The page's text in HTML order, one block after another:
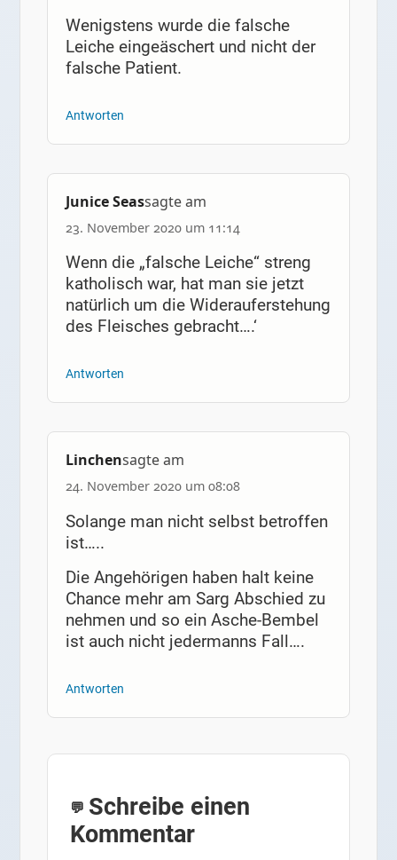
Wenigstens wurde die falsche
Leiche eingeäschert und nicht der
falsche Patient.
Antworten
Junice Seassagte am
23. November 2020 um 11:14
Wenn die „falsche Leiche“ streng
katholisch war, hat man sie jetzt
natürlich um die Widerauferstehung
des Fleisches gebracht….‘
Antworten
Linchensagte am
24. November 2020 um 08:08
Solange man nicht selbst betroffen
ist…..
Die Angehörigen haben halt keine
Chance mehr am Sarg Abschied zu
nehmen und so ein Asche-Bembel
ist auch nicht jedermanns Fall….
Antworten
Schreibe einen
Kommentar